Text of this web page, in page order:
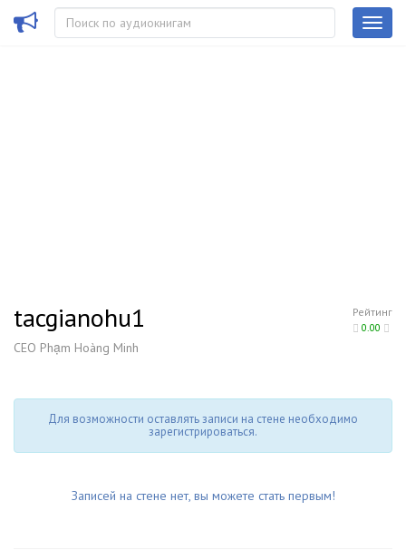
Рейтинг
0.00
tacgianohu1
CEO Phạm Hoàng Minh
Для возможности оставлять записи на стене необходимо
зарегистрироваться.
Записей на стене нет, вы можете стать первым!